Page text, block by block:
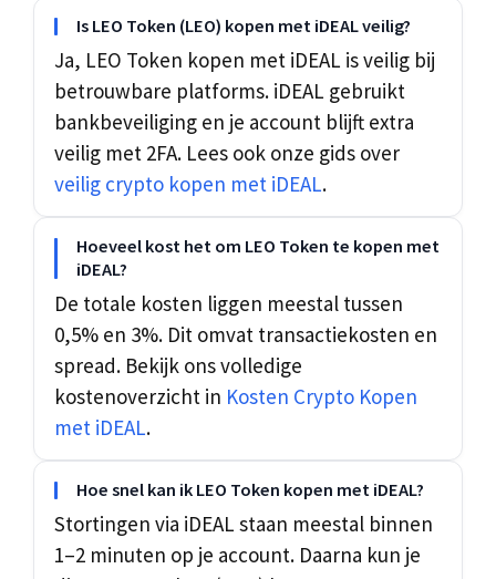
Is LEO Token (LEO) kopen met iDEAL veilig?
Ja, LEO Token kopen met iDEAL is veilig bij
betrouwbare platforms. iDEAL gebruikt
bankbeveiliging en je account blijft extra
veilig met 2FA. Lees ook onze gids over
veilig crypto kopen met iDEAL.
Hoeveel kost het om LEO Token te kopen met
iDEAL?
De totale kosten liggen meestal tussen
0,5% en 3%. Dit omvat transactiekosten en
spread. Bekijk ons volledige
kostenoverzicht in Kosten Crypto Kopen
met iDEAL.
Hoe snel kan ik LEO Token kopen met iDEAL?
Stortingen via iDEAL staan meestal binnen
1–2 minuten op je account. Daarna kun je